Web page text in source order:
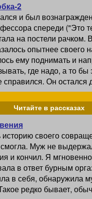
2
и был
спереди ("Это
на постели рачком.
опытнее своего
ему поднимать и
где надо, а то бы
справился. Он остался
Читайте в рассказах
историю своего
смогла. Муж не
и кончил. Я мгновенно
в ответ бурным
в себя, обнаружила
редко бывает,